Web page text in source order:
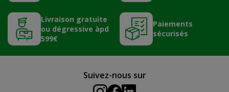
Livraison gratuite
ou dégressive àpd
599€
Paiements
sécurisés
Suivez-nous sur